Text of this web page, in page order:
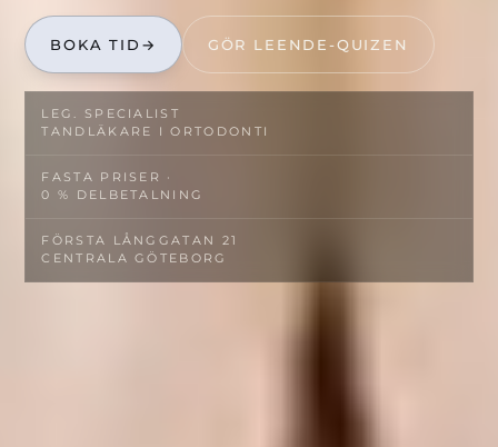
BOKA TID → GÖR LEENDE-QUIZEN
LEG. SPECIALIST­
TANDLÄKARE I ORTODONTI
FASTA PRISER ·
0 % DELBETALNING
FÖRSTA LÅNGGATAN 21
CENTRALA GÖTEBORG